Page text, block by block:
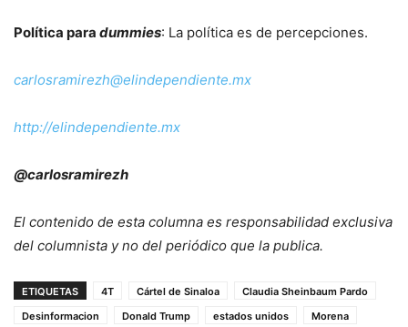
Política para dummies: La política es de percepciones.
carlosramirezh@elindependiente.mx
http://elindependiente.mx
@carlosramirezh
El contenido de esta columna es responsabilidad exclusiva
del columnista y no del periódico que la publica.
ETIQUETAS 4T Cártel de Sinaloa
Claudia Sheinbaum Pardo
Desinformacion
Donald Trump estados unidos
Morena